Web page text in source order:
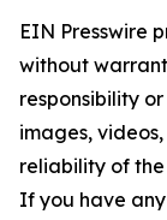
EIN Presswire
without
responsibility
images,
reliability of
If you have